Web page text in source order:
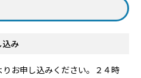
込み
お申し込みください。２４時